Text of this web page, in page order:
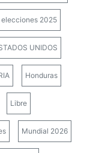
elecciones 2025
UNIDOS
Honduras
Libre
Mundial 2026